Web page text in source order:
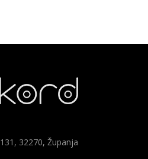
32270, Županja